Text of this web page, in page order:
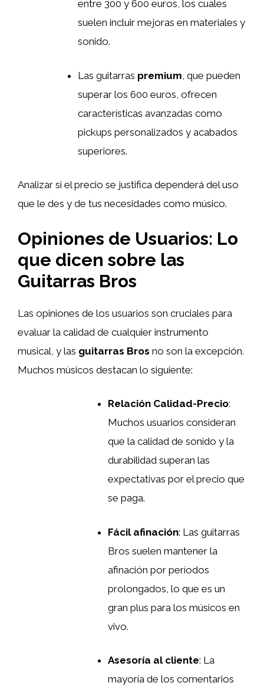
entre 300 y 600 euros, los cuales
suelen incluir mejoras en materiales y
sonido.
Las guitarras premium , que pueden
superar los 600 euros, ofrecen
características avanzadas como
pickups personalizados y acabados
superiores.
Analizar si el precio se justifica dependerá del uso
que le des y de tus necesidades como músico.
Opiniones de Usuarios: Lo
que dicen sobre las
Guitarras Bros
Las opiniones de los usuarios son cruciales para
evaluar la calidad de cualquier instrumento
musical, y las guitarras Bros no son la excepción.
Muchos músicos destacan lo siguiente:
Relación Calidad-Precio:
Muchos usuarios consideran
que la calidad de sonido y la
durabilidad superan las
expectativas por el precio que
se paga.
Fácil afinación: Las guitarras
Bros suelen mantener la
afinación por períodos
prolongados, lo que es un
gran plus para los músicos en
vivo.
Asesoría al cliente: La
mayoría de los comentarios